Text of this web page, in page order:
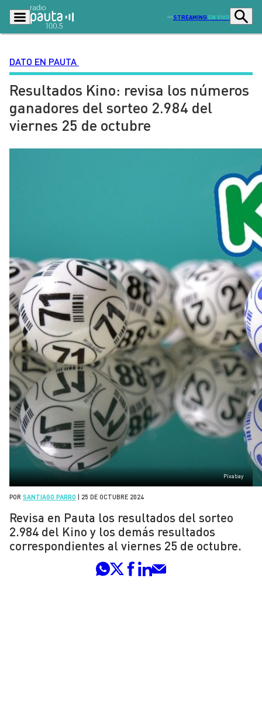
STREAMING EN VIVO
Podcasts Programas
Lo Último Actualidad
Ciudad
Deportes
Opinión
Señal 2
DATO EN PAUTA
Resultados Kino: revisa los números
ganadores del sorteo 2.984 del
viernes 25 de octubre
Pixabay
POR SANTIAGO PARRO 25 DE OCTUBRE 2024
Revisa en Pauta los resultados del sorteo
2.984 del Kino y los demás resultados
correspondientes al viernes 25 de octubre.